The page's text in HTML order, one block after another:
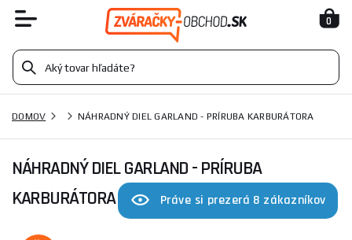
0
DOMOV NÁHRADNÝ DIEL GARLAND - PRÍRUBA KARBURÁTORA
NÁHRADNÝ DIEL GARLAND - PRÍRUBA
KARBURÁTORA
Práve si prezerá 8 zákazníkov